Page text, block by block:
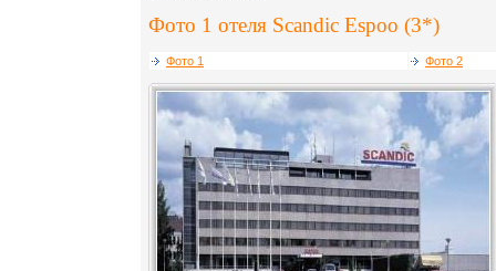
Фото 1 отеля Scandic Espoo (3*)
Фото 1 Фото 2